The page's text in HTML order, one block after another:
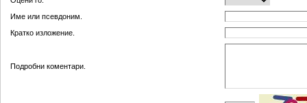
Име или псевдоним.
Кратко изложение.
Подробни коментари.